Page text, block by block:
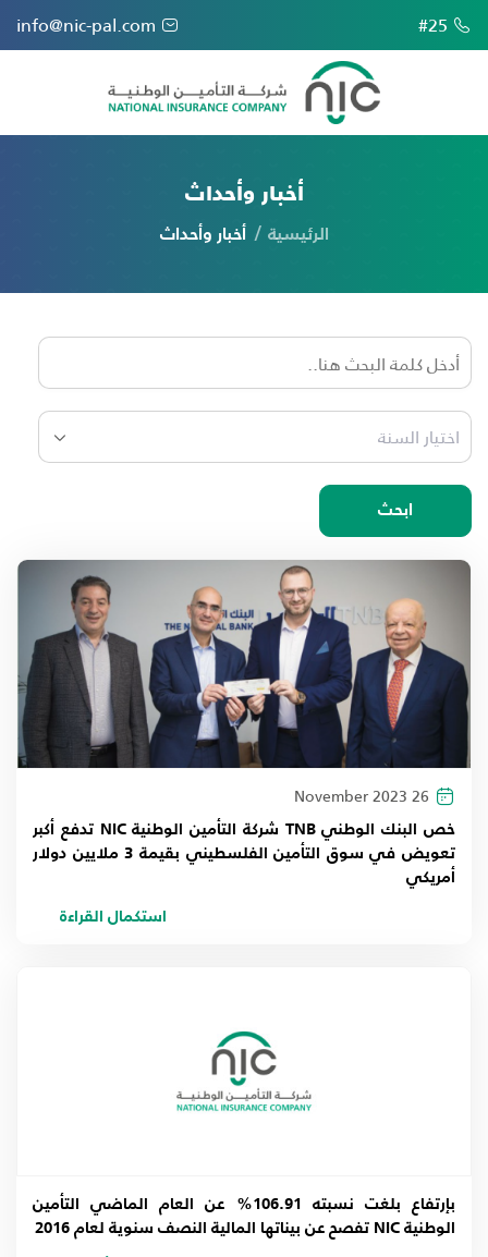
#25
info@nic-pal.com
أخبار وأحداث
الرئيسية أخبار وأحداث
اختيار السنة
اختيار السنة
2025
2024
2021
2020
2013
ابحث
26 November 2023
خص البنك الوطني TNB شركة التأمين الوطنية NIC تدفع أكبر
تعويض في سوق التأمين الفلسطيني بقيمة 3 ملايين دولار
أمريكي
استكمال القراءة
بإرتفاع بلغت نسبته 106.91% عن العام الماضي التأمين
الوطنية NIC تفصح عن بيناتها المالية النصف سنوية لعام 2016